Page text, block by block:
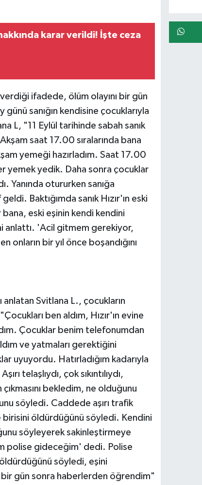
karar verildi! İşte ceza
verdiği ifadede, ölüm olayını bir gün
sanığın kendisine çocuklarıyla
L, "11 Eylül tarihinde sabah sanık
saat 17.00 sıralarında bana
yemeği hazırladım. Saat 17.00
yemek yedik. Daha sonra çocuklar
Yanında otururken sanığa
Baktığımda sanık Hızır'ın eski
eski eşinin kendi kendini
'Acil gitmem gerekiyor,
bir yıl önce boşandığını
anlatan Svitlana L., çocukların
ben aldım, Hızır'ın evine
Çocuklar benim telefonumdan
ve yatmaları gerektiğini
uyuyordu. Hatırladığım kadarıyla
telaşlıydı, çok sıkıntılıydı,
bekledim, ne olduğunu
söyledi. Caddede aşırı trafik
öldürdüğünü söyledi. Kendini
söyleyerek sakinleştirmeye
polise gideceğim' dedi. Polise
söyledi, eşini
gün sonra haberlerden öğrendim"